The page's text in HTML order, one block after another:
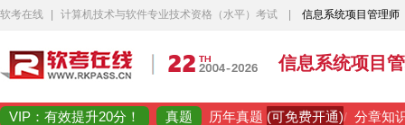
软考在线 计算机技术与软件专业技术资格（水平）考试 信息系统项目管理师
信息系统项目
VIP：有效提升20分！ 真题 历年真题 (可免费开通)/ 分章知